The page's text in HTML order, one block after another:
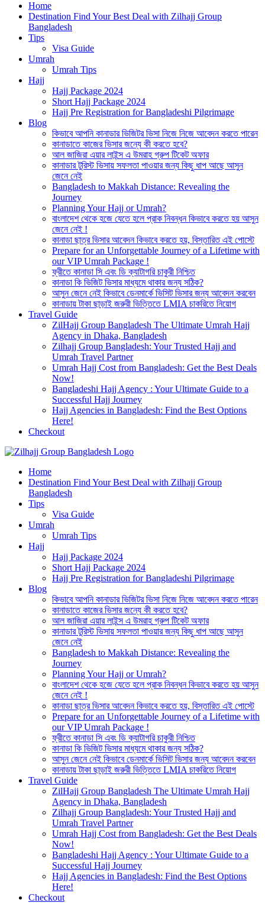
জিলহজ্জ গ্রুপ বাংলাদেশ
Best Hajj Umrah Travel Tour Agent in Bangladesh
Home
Destination Find Your Best Deal with Zilhajj Group
Bangladesh
Tips
Visa Guide
Umrah
Umrah Tips
Hajj
Hajj Package 2024
Short Hajj Package 2024
Hajj Pre Registration for Bangladeshi Pilgrimage
Blog
কিভাবে আপনি কানাডার ভিজিটর ভিসা নিজে নিজে আবেদন করতে পারেন
কানাডাতে কাজের ভিসার জন্যে কী করতে হবে?
আল জাজিরা এয়ার লাইন্স এ উমরাহ গ্রুপ টিকেট অফার
কানাডার টুরিস্ট ভিসায় সফলতা পাওয়ার জন্য কিছু ধাপ আছে আসুন
জেনে নেই
Bangladesh to Makkah Distance: Revealing the
Journey
Planning Your Hajj or Umrah?
বাংলাদেশ থেকে হজে যেতে হলে প্রাক নিবন্ধন কিভাবে করতে হয় আসুন
জেনে নেই !
কানাডা ছাত্র ভিসার আবেদন কিভাবে করতে হয়, বিস্তারিত এই পোস্টে
Prepare for an Unforgettable Journey of a Lifetime with
our VIP Umrah Package !
ফ্রীতে কানাডা সি এবং ডি ক্যাটাগরি চাকুরী নিশ্চিত
কানাডা কি ভিজিট ভিসার মাধ্যমে থাকার জন্য সঠিক?
আসুন জেনে নেই কিভাবে ডেনমার্কে ভিসিট ভিসার জন্য আবেদন করবেন
কানাডায় টাকা ছাড়াই জরুরী ভিত্তিতে LMIA চাকরিতে নিয়োগ
Travel Guide
ZilHajj Group Bangladesh The Ultimate Umrah Hajj
Agency in Dhaka, Bangladesh
Zilhajj Group Bangladesh: Your Trusted Hajj and
Umrah Travel Partner
Umrah Hajj Cost from Bangladesh: Get the Best Deals
Now!
Bangladeshi Hajj Agency : Your Ultimate Guide to a
Successful Hajj Journey
Hajj Agencies in Bangladesh: Find the Best Options
Here!
Checkout
জিলহজ্জ গ্রুপ বাংলাদেশ
Best Hajj Umrah Travel Tour Agent in Bangladesh
Home
Destination Find Your Best Deal with Zilhajj Group
Bangladesh
Tips
Visa Guide
Umrah
Umrah Tips
Hajj
Hajj Package 2024
Short Hajj Package 2024
Hajj Pre Registration for Bangladeshi Pilgrimage
Blog
কিভাবে আপনি কানাডার ভিজিটর ভিসা নিজে নিজে আবেদন করতে পারেন
কানাডাতে কাজের ভিসার জন্যে কী করতে হবে?
আল জাজিরা এয়ার লাইন্স এ উমরাহ গ্রুপ টিকেট অফার
কানাডার টুরিস্ট ভিসায় সফলতা পাওয়ার জন্য কিছু ধাপ আছে আসুন
জেনে নেই
Bangladesh to Makkah Distance: Revealing the
Journey
Planning Your Hajj or Umrah?
বাংলাদেশ থেকে হজে যেতে হলে প্রাক নিবন্ধন কিভাবে করতে হয় আসুন
জেনে নেই !
কানাডা ছাত্র ভিসার আবেদন কিভাবে করতে হয়, বিস্তারিত এই পোস্টে
Prepare for an Unforgettable Journey of a Lifetime with
our VIP Umrah Package !
ফ্রীতে কানাডা সি এবং ডি ক্যাটাগরি চাকুরী নিশ্চিত
কানাডা কি ভিজিট ভিসার মাধ্যমে থাকার জন্য সঠিক?
আসুন জেনে নেই কিভাবে ডেনমার্কে ভিসিট ভিসার জন্য আবেদন করবেন
কানাডায় টাকা ছাড়াই জরুরী ভিত্তিতে LMIA চাকরিতে নিয়োগ
Travel Guide
ZilHajj Group Bangladesh The Ultimate Umrah Hajj
Agency in Dhaka, Bangladesh
Zilhajj Group Bangladesh: Your Trusted Hajj and
Umrah Travel Partner
Umrah Hajj Cost from Bangladesh: Get the Best Deals
Now!
Bangladeshi Hajj Agency : Your Ultimate Guide to a
Successful Hajj Journey
Hajj Agencies in Bangladesh: Find the Best Options
Here!
Checkout